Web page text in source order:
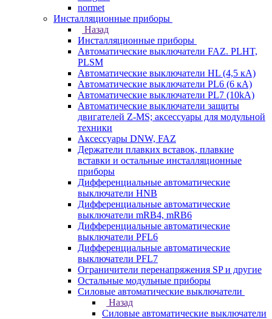
normet
Инсталляционные приборы
Назад
Инсталляционные приборы
Автоматические выключатели FAZ. PLHT,
PLSM
Автоматические выключатели HL (4,5 кА)
Автоматические выключатели PL6 (6 кА)
Автоматические выключатели PL7 (10kA)
Автоматические выключатели защиты
двигателей Z-MS; аксессуары для модульной
техники
Аксессуары DNW, FAZ
Держатели плавких вставок, плавкие
вставки и остальные инсталляционные
приборы
Дифференциальные автоматические
выключатели HNB
Дифференциальные автоматические
выключатели mRB4, mRB6
Дифференциальные автоматические
выключатели PFL6
Дифференциальные автоматические
выключатели PFL7
Ограничители перенапряжения SP и другие
Остальные модульные приборы
Силовые автоматические выключатели
Назад
Силовые автоматические выключатели